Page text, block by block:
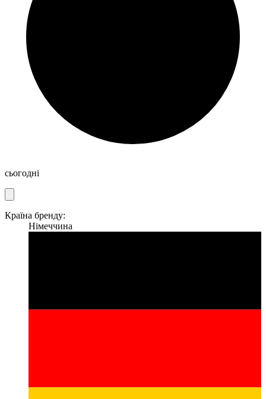
сьогодні
Країна бренду:
Німеччина